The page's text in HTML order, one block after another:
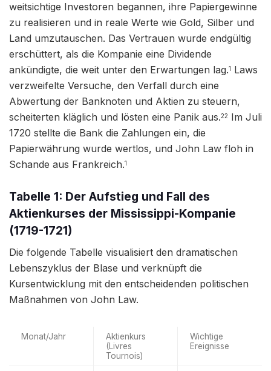
weitsichtige Investoren begannen, ihre Papiergewinne
zu realisieren und in reale Werte wie Gold, Silber und
Land umzutauschen. Das Vertrauen wurde endgültig
erschüttert, als die Kompanie eine Dividende
ankündigte, die weit unter den Erwartungen lag.1
Laws
verzweifelte Versuche, den Verfall durch eine
Abwertung der Banknoten und Aktien zu steuern,
scheiterten kläglich und lösten eine Panik aus.22 Im Juli
1720 stellte die Bank die Zahlungen ein, die
Papierwährung wurde wertlos, und John Law floh in
Schande aus Frankreich.1
Tabelle 1: Der Aufstieg und Fall des
Aktienkurses der Mississippi-Kompanie
(1719-1721)
Die folgende Tabelle visualisiert den dramatischen
Lebenszyklus der Blase und verknüpft die
Kursentwicklung mit den entscheidenden politischen
Maßnahmen von John Law.
Monat/Jahr
Aktienkurs
(Livres
Tournois)
Wichtige
Ereignisse